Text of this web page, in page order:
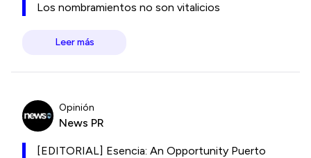
Los nombramientos no son vitalicios
Leer más
Opinión
News PR
[EDITORIAL] Esencia: An Opportunity Puerto